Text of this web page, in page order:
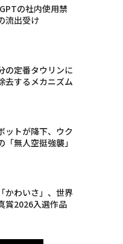
の社内使用禁
流出受け
の定番タウリンに
去するメカニズム
ットが降下、ウク
無人空挺強襲」
かわいさ」、世界
賞2026入選作品